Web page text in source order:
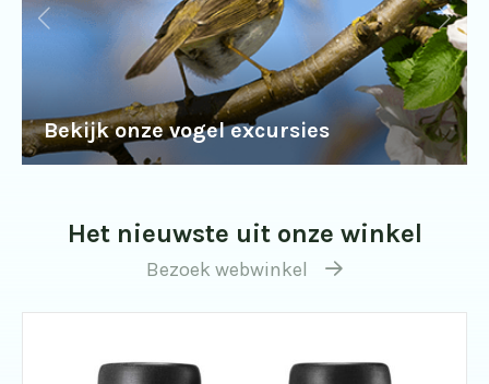
Bekijk onze vogel excursies
Het nieuwste uit onze winkel
Bezoek webwinkel